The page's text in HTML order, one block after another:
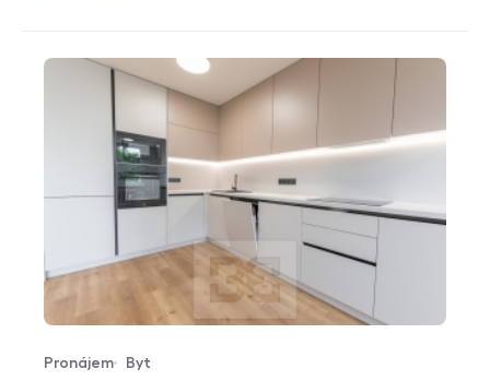
Typ nabídky
Pronájem
Typ nemovitosti
Byt